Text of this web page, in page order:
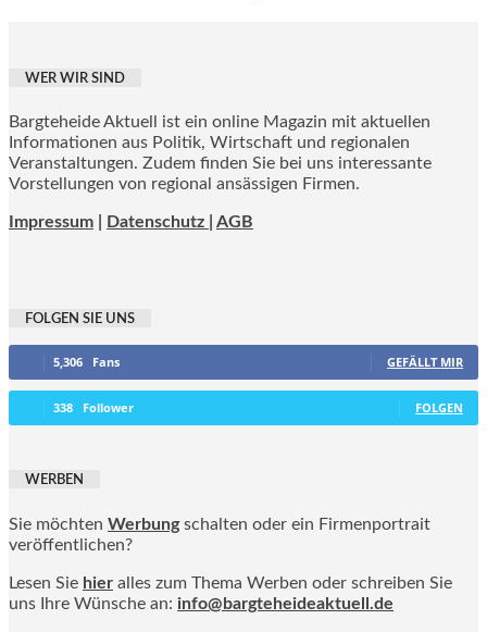
WER WIR SIND
Bargteheide Aktuell ist ein online Magazin mit aktuellen
Informationen aus Politik, Wirtschaft und regionalen
Veranstaltungen. Zudem finden Sie bei uns interessante
Vorstellungen von regional ansässigen Firmen.
Impressum Datenschutz | AGB
FOLGEN SIE UNS
5,306 Fans GEFÄLLT MIR
338 Follower FOLGEN
WERBEN
Sie möchten Werbung schalten oder ein Firmenportrait
veröffentlichen?
Lesen Sie hier alles zum Thema Werben oder schreiben Sie
uns Ihre Wünsche an: info@bargteheideaktuell.de